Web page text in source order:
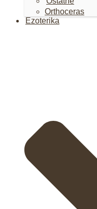
Orthoceras
Ezoterika